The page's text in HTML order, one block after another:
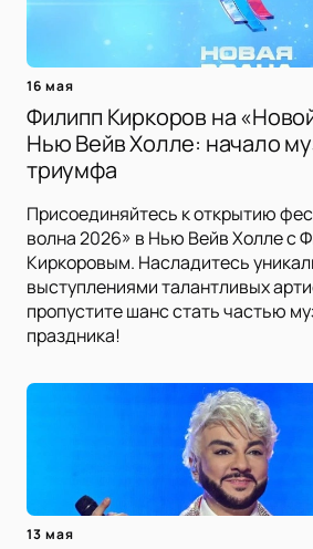
16 мая
Филипп Киркоров на
Нью Вейв Холле: начало
триумфа
Присоединяйтесь к открытию
волна 2026» в Нью Вейв Холле с
Киркоровым. Насладитесь
выступлениями талантливых
пропустите шанс стать частью
праздника!
13 мая